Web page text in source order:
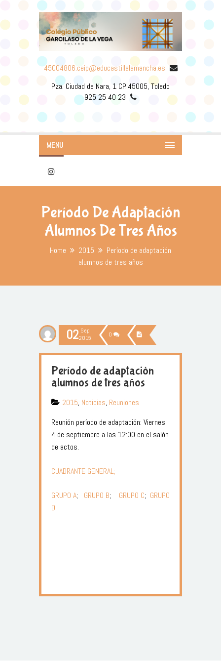
45004806.ceip@educastillalamancha.es
Pza. Ciudad de Nara, 1 CP. 45005, Toledo
925 25 40 23
MENU
Período De Adaptación
Alumnos De Tres Años
Home 2015
Período de adaptación
alumnos de tres años
02 Sep
2015
0
Período de adaptación
alumnos de tres años
2015, Noticias, Reuniones
Reunión período de adaptación: Viernes
4 de septiembre a las 12:00 en el salón
de actos.
CUADRANTE GENERAL;
GRUPO A; GRUPO B; GRUPO C; GRUPO
D